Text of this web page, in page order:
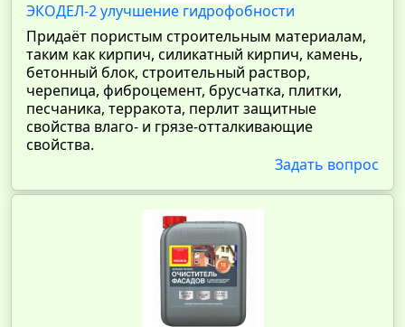
ЭКОДЕЛ-2 улучшение гидрофобности
Придаёт пористым строительным материалам,
таким как кирпич, силикатный кирпич, камень,
бетонный блок, строительный раствор,
черепица, фиброцемент, брусчатка, плитки,
песчаника, терракота, перлит защитные
свойства влаго- и грязе-отталкивающие
свойства.
Задать вопрос